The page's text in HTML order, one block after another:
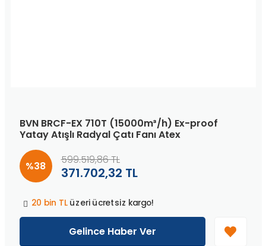
BVN BRCF-EX 710T (15000m³/h) Ex-proof
Yatay Atışlı Radyal Çatı Fanı Atex
%38 371.702,32 TL
599.519,86 TL
20 bin TLüzeri ücretsiz kargo!
40 bin TLüzeri özel teklif!
Peşin fiyatına3 taksit!
Gelince Haber Ver